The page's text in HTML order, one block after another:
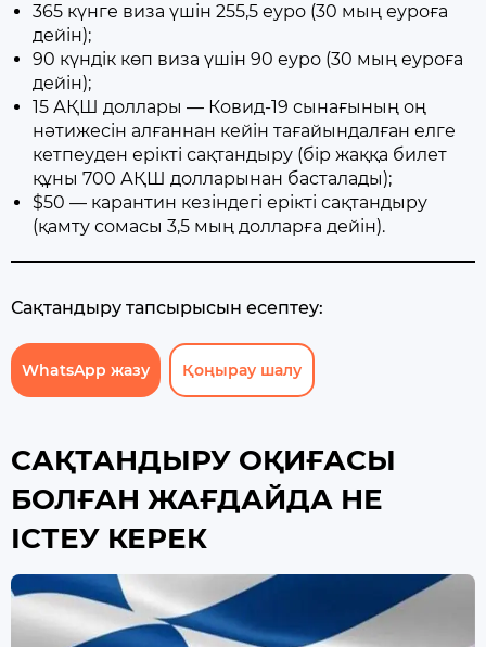
365 күнге виза үшін 255,5 еуро (30 мың еуроға
дейін);
90 күндік көп виза үшін 90 еуро (30 мың еуроға
дейін);
15 АҚШ доллары — Ковид-19 сынағының оң
нәтижесін алғаннан кейін тағайындалған елге
кетпеуден ерікті сақтандыру (бір жаққа билет
құны 700 АҚШ долларынан басталады);
$50 — карантин кезіндегі ерікті сақтандыру
(қамту сомасы 3,5 мың долларға дейін).
Сақтандыру тапсырысын есептеу:
WhatsApp жазу Қоңырау шалу
САҚТАНДЫРУ ОҚИҒАСЫ
БОЛҒАН ЖАҒДАЙДА НЕ
ІСТЕУ КЕРЕК